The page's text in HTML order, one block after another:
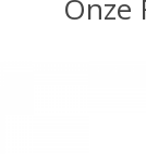
Onze